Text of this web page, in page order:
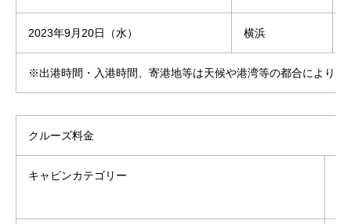
2023年9月20日（水） 横浜
※出港時間・入港時間、寄港地等は天候や港湾等の都合により変
クルーズ料金
キャビンカテゴリー